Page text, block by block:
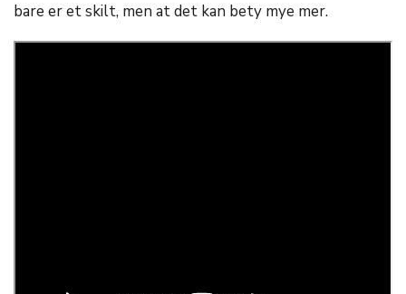
bare er et skilt, men at det kan bety mye mer.